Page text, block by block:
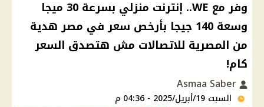
وفر مع WE.. إنترنت منزلي بسرعة 30 ميجا
وسعة 140 جيجا بأرخص سعر في مصر هدية
من المصرية للاتصاﻻت مش هتصدق السعر
كام!
السبت 19/أبريل/2025 - 04:36 م